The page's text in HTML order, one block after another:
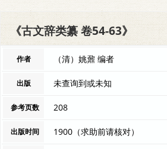
《古文辞类纂 卷54-63》
作者 （清）姚鼐 编者
出版 未查询到或未知
参考页数 208
出版时间 1900（求助前请核对）